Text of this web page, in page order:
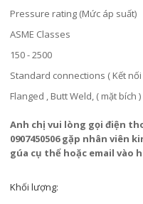
Pressure rating (Mức áp suất)
ASME Classes
150 - 2500
Standard connections ( Kết
Flanged , Butt Weld, ( mặt bích )
Anh chị vui lòng gọi điện
0907450506 gặp nhân viên
gúa cụ thể hoặc email vào
Khối lượng: